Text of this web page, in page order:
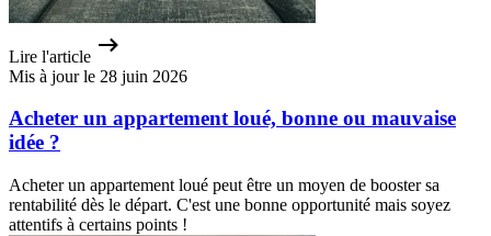
Lire l'article
Mis à jour le 28 juin 2026
Acheter un appartement loué, bonne ou mauvaise
idée ?
Acheter un appartement loué peut être un moyen de booster sa
rentabilité dès le départ. C'est une bonne opportunité mais soyez
attentifs à certains points !